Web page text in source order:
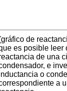
de
es posible leer
de una
e
o
a